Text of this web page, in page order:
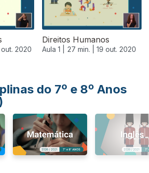
2020
Direitos Humanos
Aula 1 | 27 min. | 19 out. 2020
do 7º e 8º Anos